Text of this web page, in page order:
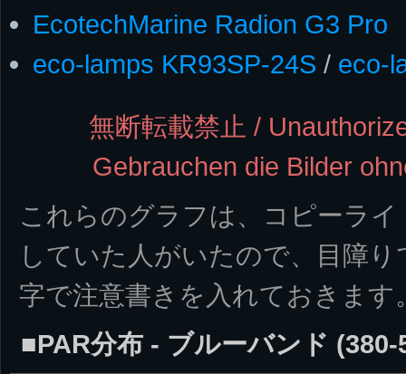
EcotechMarine Radion G3 Pro
eco-lamps KR93SP-24S / eco-
無断転載禁止 /
Gebrauchen die Bilder
これらのグラフは、コピーラ
していた人がいたので、目障
字で注意書きを入れておきます
■PAR分布 - ブルーバンド